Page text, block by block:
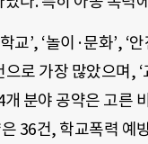
’, ‘놀이·문화’, ‘
으로 가장 많았으며,
분야 공약은 고른
36건, 학교폭력 예